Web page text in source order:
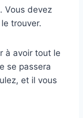
Vous devez
trouver.
à avoir tout le
se passera
et il vous